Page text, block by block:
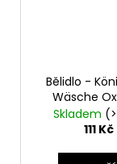
Bělidlo -
Wäsche
bleach,
Skladem
111 Kč